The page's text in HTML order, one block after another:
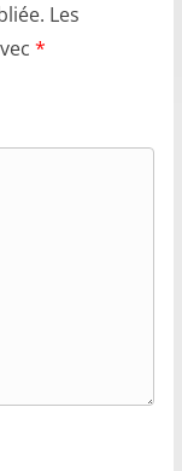
Les
*